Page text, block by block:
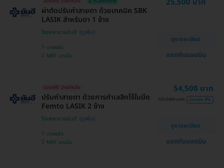
ผ่าตัดปรับค่าสายตา ด้วยเทคนิค SBK
LASIK สำหรับตา 1 ข้าง
โรงพยาบาลยันฮี
บางพลัด
MRT บางอ้อ
ดูรายละเอียด
แชทกับแอดมิน
จองฟรี! จ่ายทีหลัง
ปรับค่าสายตา ด้วยการทำเลสิกไร้ใบมีด
Femto LASIK 2 ข้าง
โรงพยาบาลยันฮี
บางพลัด
MRT บางอ้อ
54,500 บาท
59,500 บาท ประหยัด 8%
ดูรายละเอียด
แชทกับแอดมิน